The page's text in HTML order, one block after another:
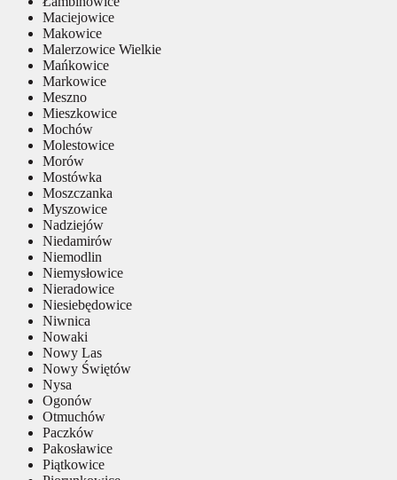
Maciejowice
Makowice
Malerzowice Wielkie
Mańkowice
Markowice
Meszno
Mieszkowice
Mochów
Molestowice
Morów
Mostówka
Moszczanka
Myszowice
Nadziejów
Niedamirów
Niemodlin
Niemysłowice
Nieradowice
Niesiebędowice
Niwnica
Nowaki
Nowy Las
Nowy Świętów
Nysa
Ogonów
Otmuchów
Paczków
Pakosławice
Piątkowice